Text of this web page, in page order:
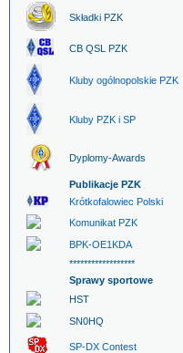
Składki PZK
CB QSL PZK
Kluby ogólnopolskie PZK
Kluby PZK i SP
Dyplomy-Awards
Publikacje PZK
Krótkofalowiec Polski
Komunikat PZK
BPK-OE1KDA
******************
Sprawy sportowe
HST
SN0HQ
SP-DX Contest